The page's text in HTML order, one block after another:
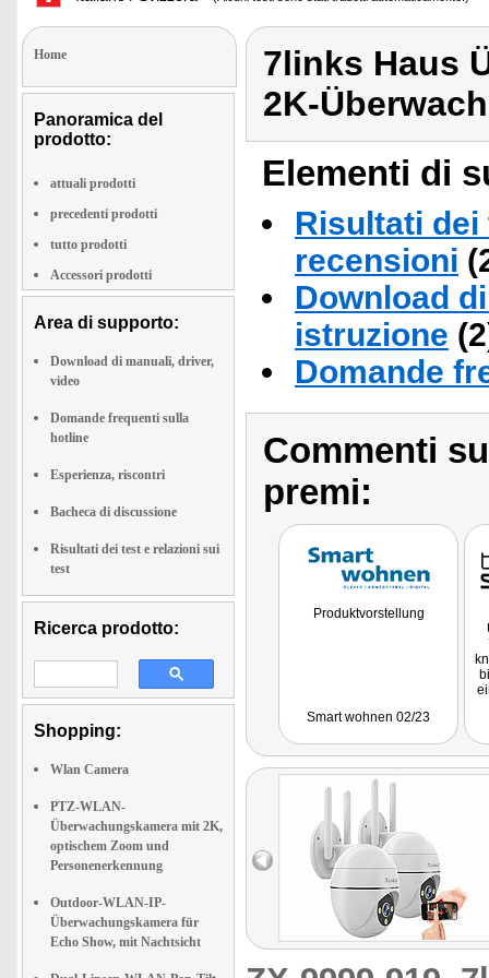
Home
Panoramica del
prodotto:
attuali prodotti
precedenti prodotti
tutto prodotti
Accessori prodotti
Area di supporto:
Download di manuali, driver,
video
Domande frequenti sulla
hotline
Esperienza, riscontri
Bacheca di discussione
Risultati dei test e relazioni sui
test
Ricerca prodotto:
Shopping:
Wlan Camera
PTZ-WLAN-
Überwachungskamera mit 2K,
optischem Zoom und
Personenerkennung
Outdoor-WLAN-IP-
Überwachungskamera für
Echo Show, mit Nachtsicht
7links Haus
2K-
Elementi di
Risultati
recensioni
Download
istruzione
Domande
Commenti
premi:
Produktvorstellung
Smart wohnen 02/23